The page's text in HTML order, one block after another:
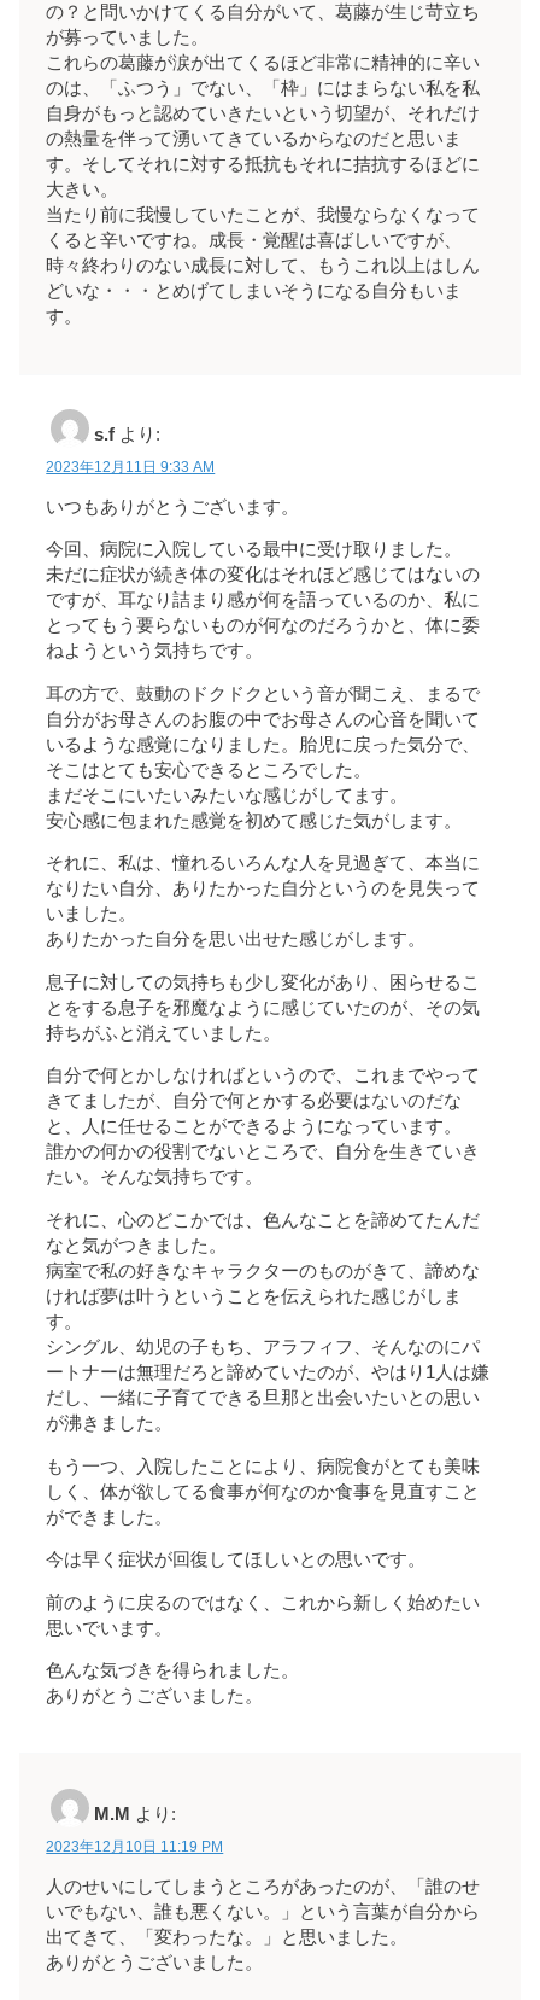
の？と問いかけてくる自分がいて、葛藤が生じ苛立ち
が募っていました。
これらの葛藤が涙が出てくるほど非常に精神的に辛い
のは、「ふつう」でない、「枠」にはまらない私を私
自身がもっと認めていきたいという切望が、それだけ
の熱量を伴って湧いてきているからなのだと思いま
す。そしてそれに対する抵抗もそれに拮抗するほどに
大きい。
当たり前に我慢していたことが、我慢ならなくなって
くると辛いですね。成長・覚醒は喜ばしいですが、
時々終わりのない成長に対して、もうこれ以上はしん
どいな・・・とめげてしまいそうになる自分もいま
す。
s.f より:
2023年12月11日 9:33 AM
いつもありがとうございます。
今回、病院に入院している最中に受け取りました。
未だに症状が続き体の変化はそれほど感じてはないの
ですが、耳なり詰まり感が何を語っているのか、私に
とってもう要らないものが何なのだろうかと、体に委
ねようという気持ちです。
耳の方で、鼓動のドクドクという音が聞こえ、まるで
自分がお母さんのお腹の中でお母さんの心音を聞いて
いるような感覚になりました。胎児に戻った気分で、
そこはとても安心できるところでした。
まだそこにいたいみたいな感じがしてます。
安心感に包まれた感覚を初めて感じた気がします。
それに、私は、憧れるいろんな人を見過ぎて、本当に
なりたい自分、ありたかった自分というのを見失って
いました。
ありたかった自分を思い出せた感じがします。
息子に対しての気持ちも少し変化があり、困らせるこ
とをする息子を邪魔なように感じていたのが、その気
持ちがふと消えていました。
自分で何とかしなければというので、これまでやって
きてましたが、自分で何とかする必要はないのだな
と、人に任せることができるようになっています。
誰かの何かの役割でないところで、自分を生きていき
たい。そんな気持ちです。
それに、心のどこかでは、色んなことを諦めてたんだ
なと気がつきました。
病室で私の好きなキャラクターのものがきて、諦めな
ければ夢は叶うということを伝えられた感じがしま
す。
シングル、幼児の子もち、アラフィフ、そんなのにパ
ートナーは無理だろと諦めていたのが、やはり1人は嫌
だし、一緒に子育てできる旦那と出会いたいとの思い
が沸きました。
もう一つ、入院したことにより、病院食がとても美味
しく、体が欲してる食事が何なのか食事を見直すこと
ができました。
今は早く症状が回復してほしいとの思いです。
前のように戻るのではなく、これから新しく始めたい
思いでいます。
色んな気づきを得られました。
ありがとうございました。
M.M より:
2023年12月10日 11:19 PM
人のせいにしてしまうところがあったのが、「誰のせ
いでもない、誰も悪くない。」という言葉が自分から
出てきて、「変わったな。」と思いました。
ありがとうございました。